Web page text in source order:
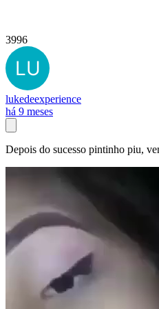
3996
lukedeexperience
há 9 meses
Depois do sucesso pintinho piu,